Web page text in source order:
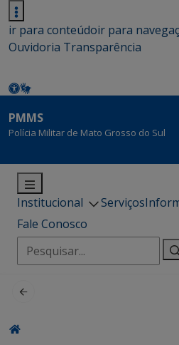
ir para conteúdoir para
Ouvidoria Transparência
PMMS
Polícia Militar de Mato Grosso do Sul
Institucional Serviços
Fale Conosco
Pesquisar
por: